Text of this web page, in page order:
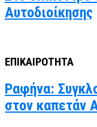
Αυτοδιοίκησης
ΕΠΙΚΑΙΡΟΤΗΤΑ
Ραφήνα:
στον καπετάν